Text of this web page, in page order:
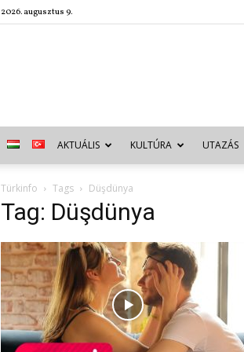
2026. augusztus 9.
AKTUÁLIS KULTÚRA UTAZÁS
Türkinfo Tags Düşdünya
Tag: Düşdünya